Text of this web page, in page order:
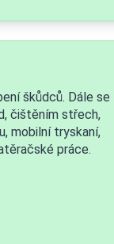
škůdců. Dále se
čištěním střech,
mobilní tryskaní,
práce.